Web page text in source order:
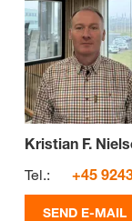
Kristian F.
Tel.:
+45
SEND E-MAIL